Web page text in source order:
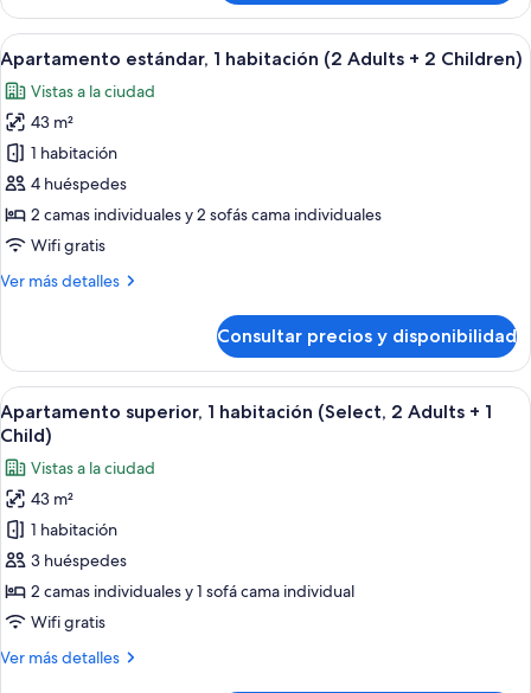
1
Child)
estándar,
habitación
Adults
+
Child)
Abrir
todas
las
fotos
de
Apartamento
estándar,
1
habitación
(2
2
Children)
Habitación de hotel con una cama
6
Apartamento estándar, 1 habitación (2 Adults + 2 Children)
Vistas a la ciudad
43 m²
1 habitación
4 huéspedes
2 camas individuales y 2 sofás cama individuales
Wifi gratis
Ver más detalles
Más
estándar,
habitación
(2
Adults
+
2
Children)
Consultar precios y disponibilidad
Abrir
todas
las
fotos
de
Apartamento
superior,
1
habitación
2
Una sala moderna con una mesa
8
Apartamento superior, 1 habitación (Select, 2 Adults + 1
Child)
Vistas a la ciudad
43 m²
1 habitación
3 huéspedes
2 camas individuales y 1 sofá cama individual
Wifi gratis
Ver más detalles
Más